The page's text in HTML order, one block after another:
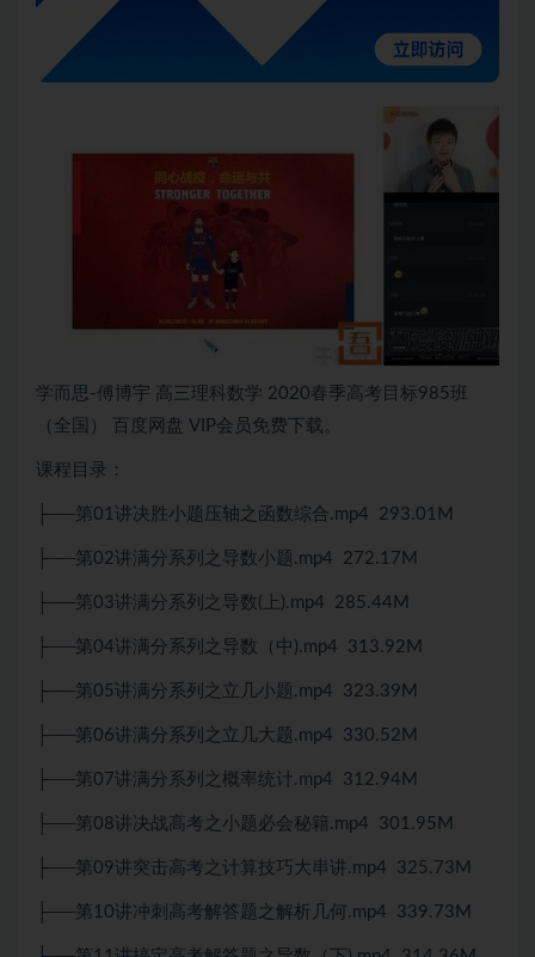
学而思-傅博宇 高三理科数学 2020春季高考目标985班
（全国） 百度网盘 VIP会员免费下载。
课程目录：
├──第01讲决胜小题压轴之函数综合.mp4 293.01M
├──第02讲满分系列之导数小题.mp4 272.17M
├──第03讲满分系列之导数(上).mp4 285.44M
├──第04讲满分系列之导数（中).mp4 313.92M
├──第05讲满分系列之立几小题.mp4 323.39M
├──第06讲满分系列之立几大题.mp4 330.52M
├──第07讲满分系列之概率统计.mp4 312.94M
├──第08讲决战高考之小题必会秘籍.mp4 301.95M
├──第09讲突击高考之计算技巧大串讲.mp4 325.73M
├──第10讲冲刺高考解答题之解析几何.mp4 339.73M